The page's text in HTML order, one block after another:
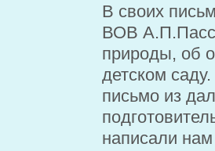
В своих
ВОВ
природы, об
детском
письмо из
написали